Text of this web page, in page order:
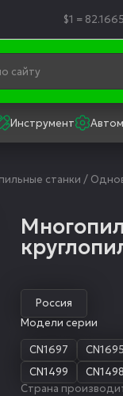
$1 =
Инструмент
станки /
Россия
Модели серии
CN1697
CN1695
CN1499
CN1498
Страна